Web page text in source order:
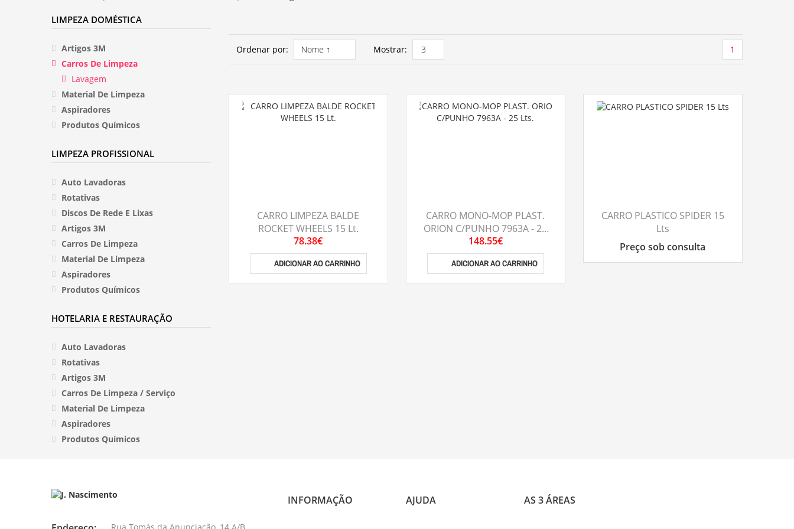
LIMPEZA DOMÉSTICA
Artigos 3M
Carros De Limpeza
Lavagem
Material De Limpeza
Aspiradores
Produtos Químicos
LIMPEZA PROFISSIONAL
Auto Lavadoras
Rotativas
Discos De Rede E Lixas
Artigos 3M
Carros De Limpeza
Material De Limpeza
Aspiradores
Produtos Químicos
HOTELARIA E RESTAURAÇÃO
Auto Lavadoras
Rotativas
Artigos 3M
Carros De Limpeza / Serviço
Material De Limpeza
Aspiradores
Produtos Químicos
Ordenar por: Mostrar: 1
CARRO LIMPEZA BALDE
ROCKET WHEELS 15 Lt.
78.38€
ADICIONAR AO CARRINHO
CARRO MONO-MOP PLAST.
ORION C/PUNHO 7963A - 25
Lts.
148.55€
ADICIONAR AO CARRINHO
CARRO PLASTICO SPIDER 15
Lts
Preço sob consulta
INFORMAÇÃO AJUDA AS 3 ÁREAS